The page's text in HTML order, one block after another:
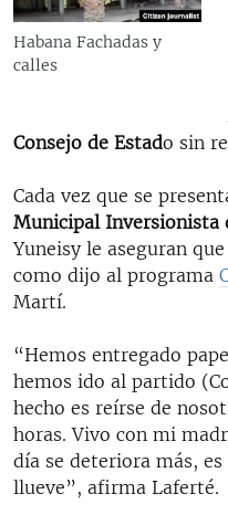
Habana Fachadas y
calles
Consejo de Estado sin
Cada vez que se
Municipal Inversionista
Yuneisy le aseguran
como dijo al programa
Martí.
“Hemos entregado
hemos ido al partido
hecho es reírse de
horas. Vivo con mi
día se deteriora más,
llueve”, afirma Laferté.